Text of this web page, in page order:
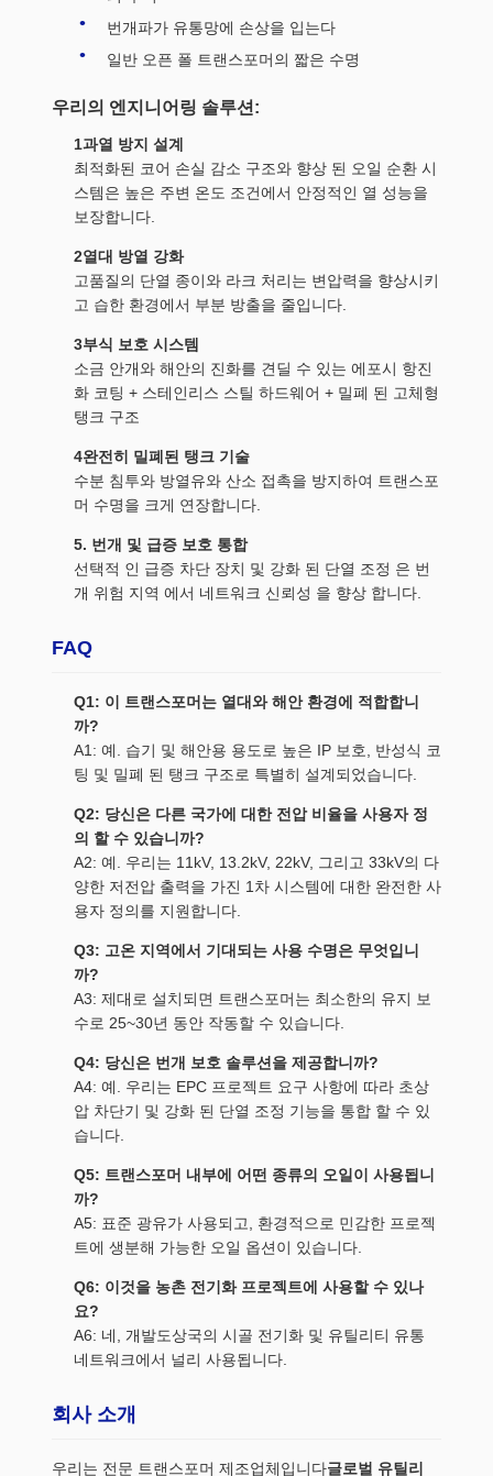
번개파가 유통망에 손상을 입는다
일반 오픈 폴 트랜스포머의 짧은 수명
우리의 엔지니어링 솔루션:
1과열 방지 설계
최적화된 코어 손실 감소 구조와 향상 된 오일 순환 시
스템은 높은 주변 온도 조건에서 안정적인 열 성능을
보장합니다.
2열대 방열 강화
고품질의 단열 종이와 라크 처리는 변압력을 향상시키
고 습한 환경에서 부분 방출을 줄입니다.
3부식 보호 시스템
소금 안개와 해안의 진화를 견딜 수 있는 에포시 항진
화 코팅 + 스테인리스 스틸 하드웨어 + 밀폐 된 고체형
탱크 구조
4완전히 밀폐된 탱크 기술
수분 침투와 방열유와 산소 접촉을 방지하여 트랜스포
머 수명을 크게 연장합니다.
5. 번개 및 급증 보호 통합
선택적 인 급증 차단 장치 및 강화 된 단열 조정 은 번
개 위험 지역 에서 네트워크 신뢰성 을 향상 합니다.
FAQ
Q1: 이 트랜스포머는 열대와 해안 환경에 적합합니
까?
A1: 예. 습기 및 해안용 용도로 높은 IP 보호, 반성식 코
팅 및 밀폐 된 탱크 구조로 특별히 설계되었습니다.
Q2: 당신은 다른 국가에 대한 전압 비율을 사용자 정
의 할 수 있습니까?
A2: 예. 우리는 11kV, 13.2kV, 22kV, 그리고 33kV의 다
양한 저전압 출력을 가진 1차 시스템에 대한 완전한 사
용자 정의를 지원합니다.
Q3: 고온 지역에서 기대되는 사용 수명은 무엇입니
까?
A3: 제대로 설치되면 트랜스포머는 최소한의 유지 보
수로 25~30년 동안 작동할 수 있습니다.
Q4: 당신은 번개 보호 솔루션을 제공합니까?
A4: 예. 우리는 EPC 프로젝트 요구 사항에 따라 초상
압 차단기 및 강화 된 단열 조정 기능을 통합 할 수 있
습니다.
Q5: 트랜스포머 내부에 어떤 종류의 오일이 사용됩니
까?
A5: 표준 광유가 사용되고, 환경적으로 민감한 프로젝
트에 생분해 가능한 오일 옵션이 있습니다.
Q6: 이것을 농촌 전기화 프로젝트에 사용할 수 있나
요?
A6: 네, 개발도상국의 시골 전기화 및 유틸리티 유통
네트워크에서 널리 사용됩니다.
회사 소개
우리는 전문 트랜스포머 제조업체입니다글로벌 유틸리